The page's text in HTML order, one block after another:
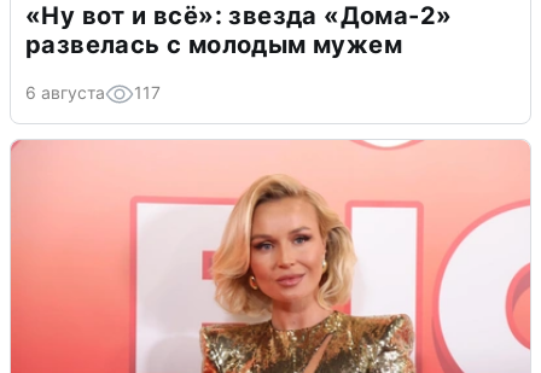
«Ну вот и всё»: звезда «Дома-2»
развелась с молодым мужем
6 августа 117